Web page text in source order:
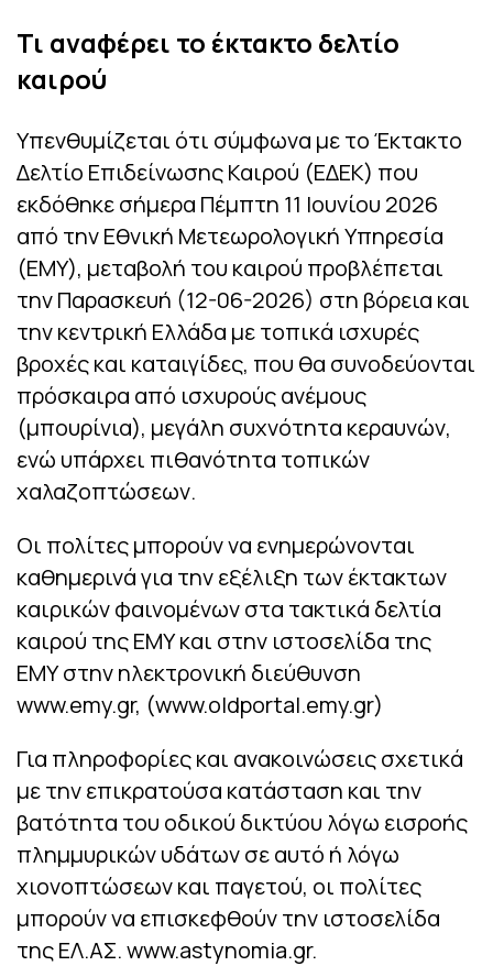
Τι αναφέρει το έκτακτο δελτίο
καιρού
Υπενθυμίζεται ότι σύμφωνα με το Έκτακτο
Δελτίο Επιδείνωσης Καιρού (ΕΔΕΚ) που
εκδόθηκε σήμερα Πέμπτη 11 Ιουνίου 2026
από την Εθνική Μετεωρολογική Υπηρεσία
(ΕΜΥ), μεταβολή του καιρού προβλέπεται
την Παρασκευή (12-06-2026) στη βόρεια και
την κεντρική Ελλάδα με τοπικά ισχυρές
βροχές και καταιγίδες, που θα συνοδεύονται
πρόσκαιρα από ισχυρούς ανέμους
(μπουρίνια), μεγάλη συχνότητα κεραυνών,
ενώ υπάρχει πιθανότητα τοπικών
χαλαζοπτώσεων.
Οι πολίτες μπορούν να ενημερώνονται
καθημερινά για την εξέλιξη των έκτακτων
καιρικών φαινομένων στα τακτικά δελτία
καιρού της ΕΜΥ και στην ιστοσελίδα της
ΕΜΥ στην ηλεκτρονική διεύθυνση
www.emy.gr, (www.oldportal.emy.gr)
Για πληροφορίες και ανακοινώσεις σχετικά
με την επικρατούσα κατάσταση και την
βατότητα του οδικού δικτύου λόγω εισροής
πλημμυρικών υδάτων σε αυτό ή λόγω
χιονοπτώσεων και παγετού, οι πολίτες
μπορούν να επισκεφθούν την ιστοσελίδα
της ΕΛ.ΑΣ. www.astynomia.gr.